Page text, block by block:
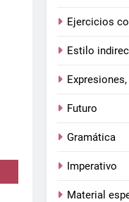
Ejercicios
Estilo
Futuro
Gramática
Imperativo
Material